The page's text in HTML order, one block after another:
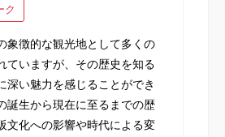
ク
象徴的な観光地として多くの
ていますが、その歴史を知る
深い魅力を感じることができ
誕生から現在に至るまでの歴
文化への影響や時代による変